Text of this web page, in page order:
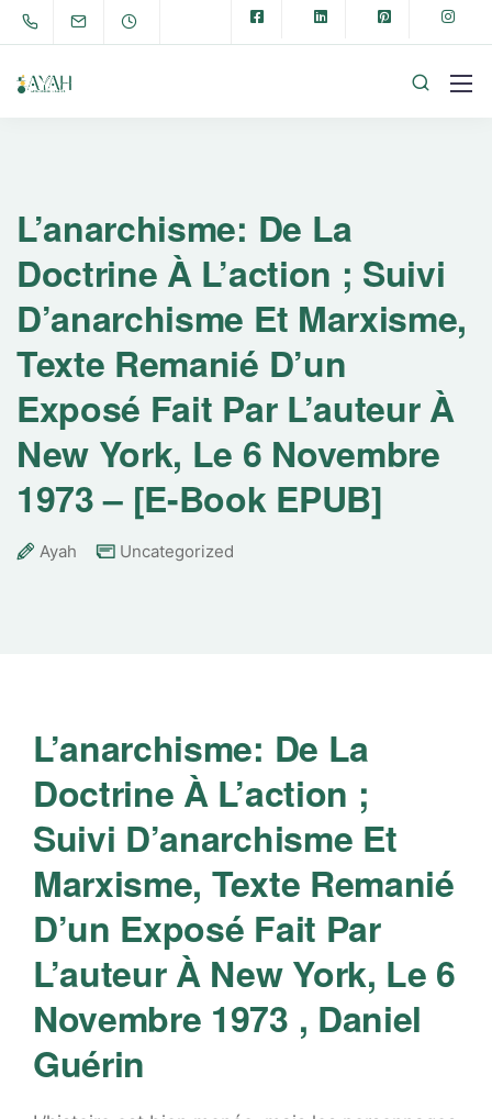
L’anarchisme: De La
Doctrine À L’action ; Suivi
D’anarchisme Et Marxisme,
Texte Remanié D’un
Exposé Fait Par L’auteur À
New York, Le 6 Novembre
1973 – [E-Book EPUB]
Ayah Uncategorized
L’anarchisme: De La
Doctrine À L’action ;
Suivi D’anarchisme Et
Marxisme, Texte Remanié
D’un Exposé Fait Par
L’auteur À New York, Le 6
Novembre 1973 , Daniel
Guérin